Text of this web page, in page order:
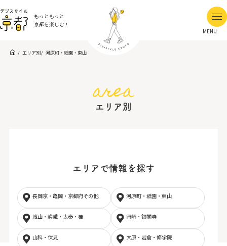
もっともっと
京都を楽しむ！
MENU
エリア別 河原町・祇園・東山
area
エリア別
エリアで情報を探す
長岡京・亀岡・京都府その他 河原町・祇園・東山
嵐山・嵯峨・太秦・桂 岡崎・銀閣寺
山科・伏見 大原・岩倉・修学院